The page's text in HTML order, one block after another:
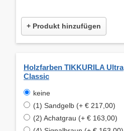
+ Produkt hinzufügen
Holzfarben TIKKURILA Ultra
Classic
keine
(1) Sandgelb (+ € 217,00)
(2) Achatgrau (+ € 163,00)